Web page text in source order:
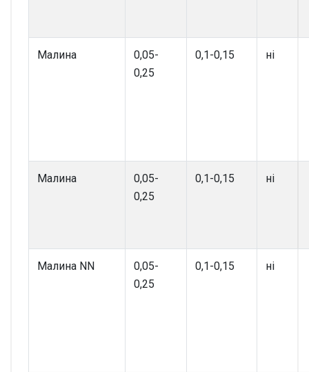
Малина
0,05-
0,25
0,1-0,15 ні
Малина
0,05-
0,25
0,1-0,15 ні
Малина NN
0,05-
0,25
0,1-0,15 ні